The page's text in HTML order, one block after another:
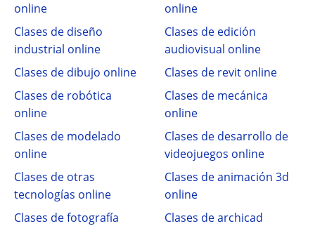
online
online
Clases de diseño
industrial online
Clases de edición
audiovisual online
Clases de dibujo online
Clases de revit online
Clases de robótica
online
Clases de mecánica
online
Clases de modelado
online
Clases de desarrollo de
videojuegos online
Clases de otras
tecnologías online
Clases de animación 3d
online
Clases de fotografía
Clases de archicad